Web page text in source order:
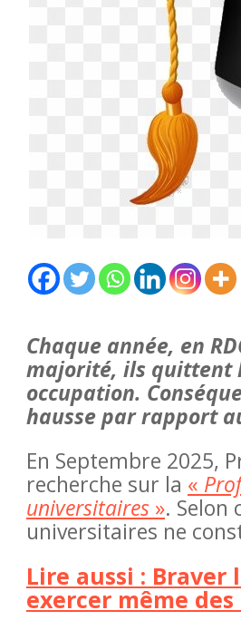
Chaque année, en
majorité, ils quittent
occupation.
hausse par rapport
En Septembre 2025,
recherche sur la «
universitaires ». Selon
universitaires ne
Lire aussi :
exercer même